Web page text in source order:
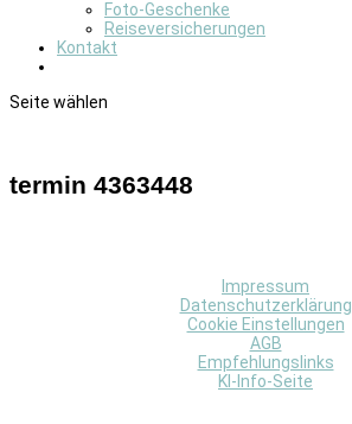
Foto-Geschenke
Reiseversicherungen
Kontakt
Seite wählen
termin 4363448
Impressum
Datenschutzerklärung
Cookie Einstellungen
AGB
Empfehlungslinks
KI-Info-Seite